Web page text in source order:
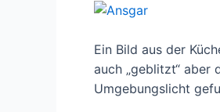
Ein Bild aus der
auch „geblitzt“ aber
Umgebungslicht